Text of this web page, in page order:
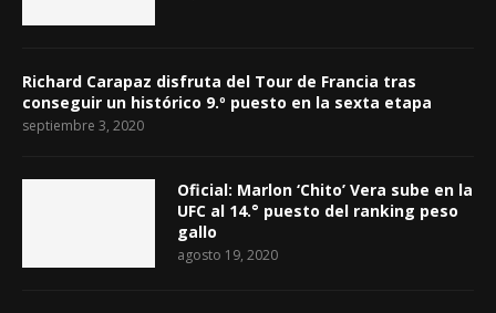
Richard Carapaz disfruta del Tour de Francia tras
conseguir un histórico 9.º puesto en la sexta etapa
septiembre 3, 2020
Oficial: Marlon ‘Chito’ Vera sube en la
UFC al 14.° puesto del ranking peso
gallo
agosto 19, 2020